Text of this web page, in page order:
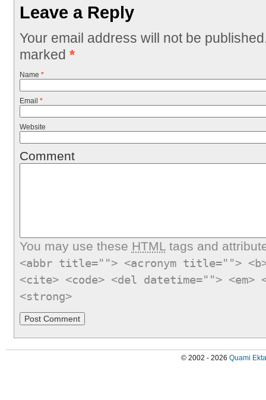
Leave a Reply
Your email address will not be
marked *
Name *
Email *
Website
Comment
You may use these HTMLtags and
<abbr title=""> <acronym title="">
<cite> <code> <del datetime="">
<strong>
© 2002 - 2026 Quami